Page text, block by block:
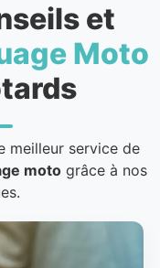
et
Moto
meilleur service de
motogrâce à nos